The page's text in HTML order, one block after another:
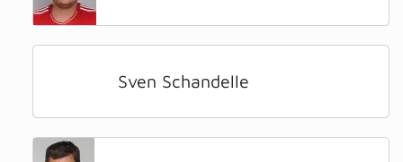
Sven Schandelle